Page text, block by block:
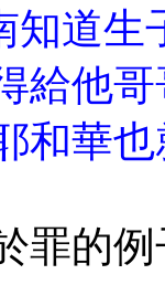
道生
給他
和華
罪的